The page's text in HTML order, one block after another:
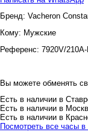
Бренд: Vacheron
Кому: Мужские
Референс: 7920V/
Вы можете обменять
Есть в наличии в
Есть в наличии в
Есть в наличии в
Посмотреть все часы в